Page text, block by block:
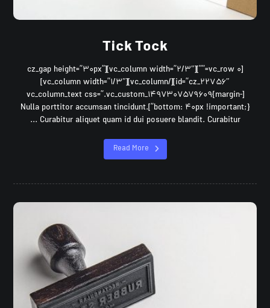
Tick Tock
[vc_row ۰=””][vc_column width=”۲/۳″][cz_gap height=”۳۰px”
id=”cz_۲۲۷۵۶″][/vc_column][vc_column width=”۱/۳″]
[vc_column_text css=”.vc_custom_۱۴۹۷۳۰۷۵۷۹۶۰۹{margin-
bottom: ۴۰px !important;}”]Nulla porttitor accumsan tincidunt.
Curabitur aliquet quam id dui posuere blandit. Curabitur ...
Read More